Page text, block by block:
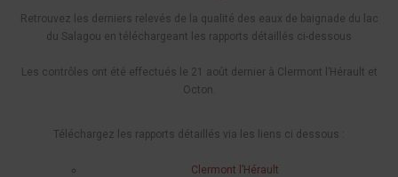
Retrouvez les derniers relevés de la qualité des eaux de baignade du lac
du Salagou en téléchargeant les rapports détaillés ci-dessous
Les contrôles ont été effectués le 21 août dernier à Clermont l’Hérault et
Octon.
Téléchargez les rapports détaillés via les liens ci dessous :
Clermont l’Hérault